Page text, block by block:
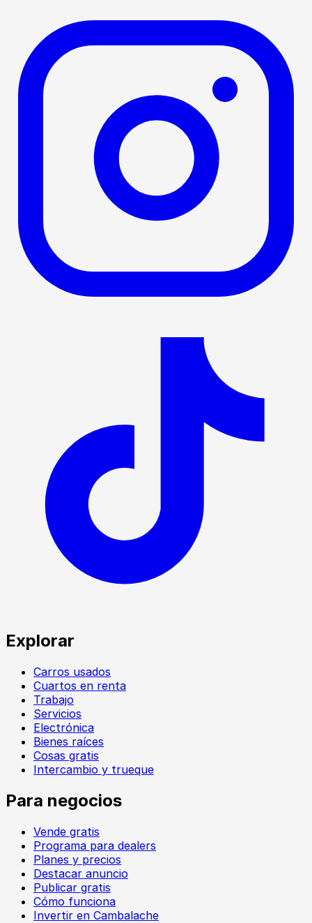
Explorar
Carros usados
Cuartos en renta
Trabajo
Servicios
Electrónica
Bienes raíces
Cosas gratis
Intercambio y trueque
Para negocios
Vende gratis
Programa para dealers
Planes y precios
Destacar anuncio
Publicar gratis
Cómo funciona
Invertir en Cambalache